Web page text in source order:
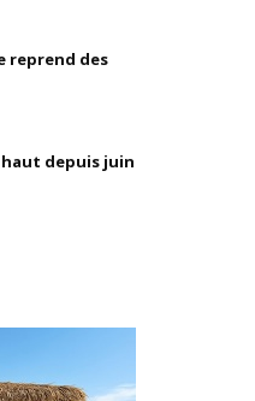
reprend des
haut depuis juin